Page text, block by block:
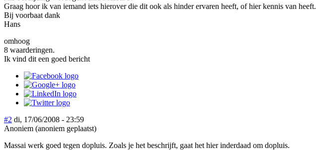
Graag hoor ik van iemand iets hierover die dit ook als hinder ervaren heeft, of hier kennis van heeft.
Bij voorbaat dank
Hans
omhoog
8 waarderingen.
Ik vind dit een goed bericht
#2 di, 17/06/2008 - 23:59
Anoniem (anoniem geplaatst)
Massai werk goed tegen dopluis. Zoals je het beschrijft, gaat het hier inderdaad om dopluis.